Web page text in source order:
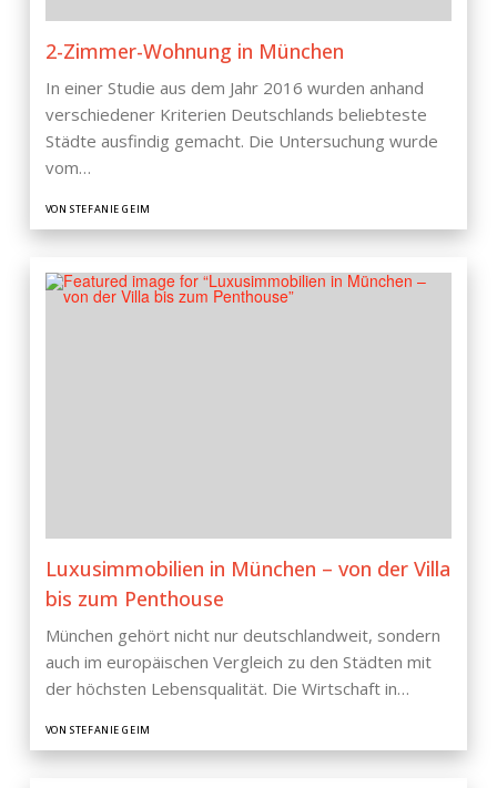
2-Zimmer-Wohnung in München
In einer Studie aus dem Jahr 2016 wurden anhand
verschiedener Kriterien Deutschlands beliebteste
Städte ausfindig gemacht. Die Untersuchung wurde
vom…
VON STEFANIE GEIM
Luxusimmobilien in München – von der Villa
bis zum Penthouse
München gehört nicht nur deutschlandweit, sondern
auch im europäischen Vergleich zu den Städten mit
der höchsten Lebensqualität. Die Wirtschaft in…
VON STEFANIE GEIM